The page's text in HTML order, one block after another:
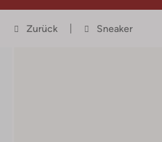
Zurück Sneaker